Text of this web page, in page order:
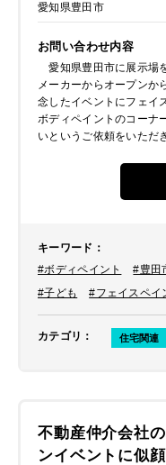
愛知県豊田市
お問い合わせ内容
愛知県豊田市に展示場
メーカーからオープンか
念したイベントにフェイ
ボディペイントのコーナ
いというご依頼をいただ
方に気軽にフェイスペイ
でもらえるイベントにさ
キーワード ：
#ボディペイント
#豊田
#子ども
#フェイスペイ
カテゴリ ： 住宅関連
不動産仲介会社
ンイベントに似